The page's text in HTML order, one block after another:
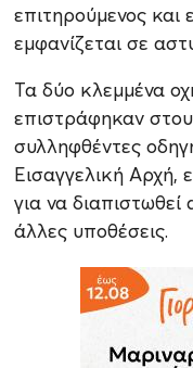
επιτηρούμενος και
εμφανίζεται σε
Τα δύο κλεμμένα
επιστράφηκαν
συλληφθέντες
Εισαγγελική Αρχή,
για να
άλλες υποθέσεις.